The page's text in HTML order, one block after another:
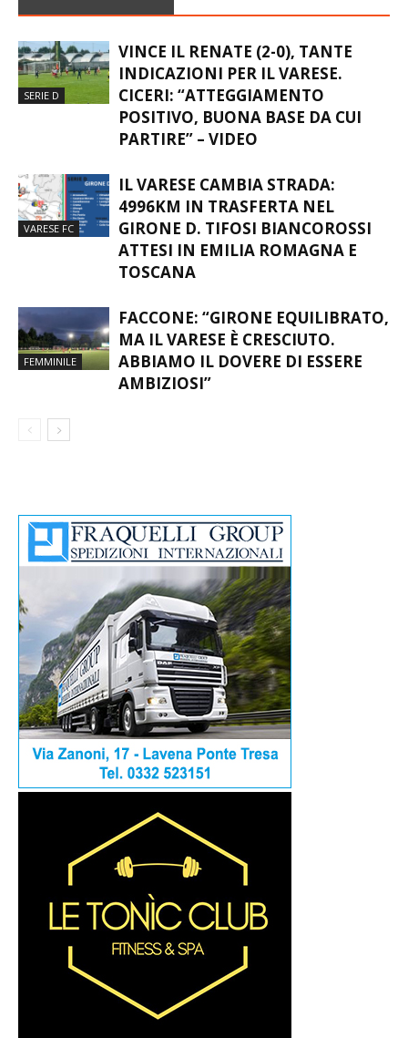
SERIE D
VINCE IL RENATE (2-0), TANTE
INDICAZIONI PER IL VARESE.
CICERI: “ATTEGGIAMENTO
POSITIVO, BUONA BASE DA CUI
PARTIRE” – VIDEO
VARESE FC
IL VARESE CAMBIA STRADA:
4996KM IN TRASFERTA NEL
GIRONE D. TIFOSI BIANCOROSSI
ATTESI IN EMILIA ROMAGNA E
TOSCANA
FEMMINILE
FACCONE: “GIRONE EQUILIBRATO,
MA IL VARESE È CRESCIUTO.
ABBIAMO IL DOVERE DI ESSERE
AMBIZIOSI”